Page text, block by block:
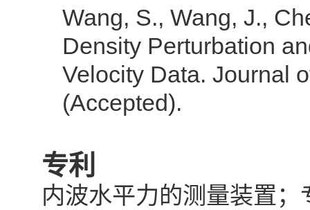
Wang, S., Wang, J.,
Density Perturbation
Velocity Data. Journal
(Accepted).
专利
内波水平力的测量装置；